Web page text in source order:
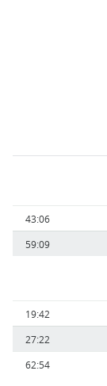
забившие
голы
Время Имя
игрока
43:06
59:09
Время Имя
игрока
19:42
27:22
62:54